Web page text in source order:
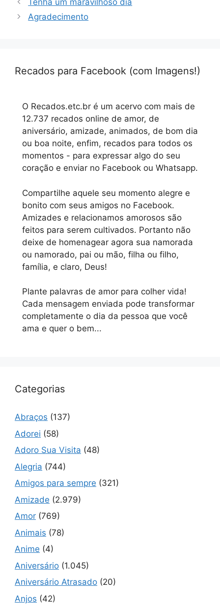
Tenha um maravilhoso dia
Agradecimento
Recados para Facebook (com Imagens!)
O Recados.etc.br é um acervo com mais de
12.737 recados online de amor, de
aniversário, amizade, animados, de bom dia
ou boa noite, enfim, recados para todos os
momentos - para expressar algo do seu
coração e enviar no Facebook ou Whatsapp.
Compartilhe aquele seu momento alegre e
bonito com seus amigos no Facebook.
Amizades e relacionamos amorosos são
feitos para serem cultivados. Portanto não
deixe de homenagear agora sua namorada
ou namorado, pai ou mão, filha ou filho,
família, e claro, Deus!
Plante palavras de amor para colher vida!
Cada mensagem enviada pode transformar
completamente o dia da pessoa que você
ama e quer o bem...
Categorias
Abraços (137)
Adorei (58)
Adoro Sua Visita (48)
Alegria (744)
Amigos para sempre (321)
Amizade (2.979)
Amor (769)
Animais (78)
Anime (4)
Aniversário (1.045)
Aniversário Atrasado (20)
Anjos (42)